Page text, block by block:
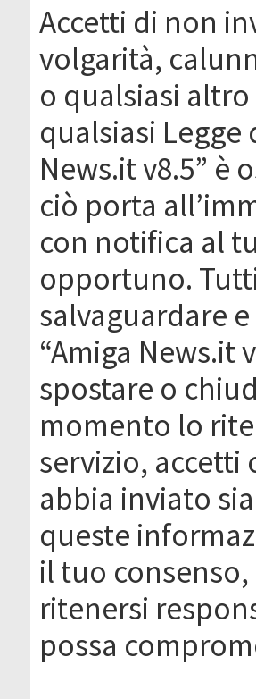
Accetti di non
volgarità,
o qualsiasi
qualsiasi
News.it v8.5” è
ciò porta
con notifica al
opportuno.
salvaguardare
“Amiga News.it
spostare o
momento lo
servizio,
abbia inviato
queste
il tuo consenso,
ritenersi
possa